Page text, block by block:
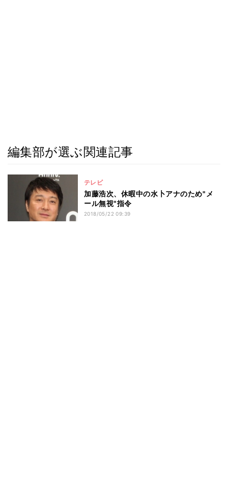
編集部が選ぶ関連記事
テレビ
加藤浩次、休暇中の水卜アナのため"メ
ール無視"指令
2018/05/22 09:39